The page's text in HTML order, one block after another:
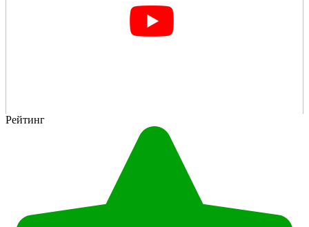
Рейтинг